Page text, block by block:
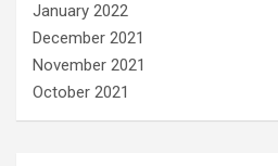
January 2022
December 2021
November 2021
October 2021